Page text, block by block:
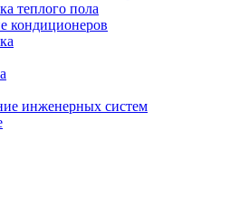
теплого пола
кондиционеров
инженерных систем